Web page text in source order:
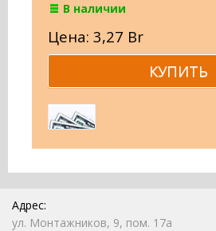
В наличии
Цена: 3,27 Br
Адрес:
ул. Монтажников, 9, пом. 17а